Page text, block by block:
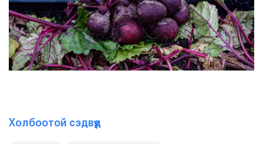
Холбоотой сэдвүүд